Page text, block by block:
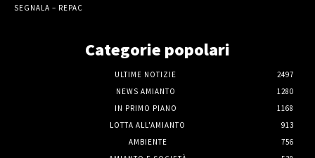
SEGNALA – REPAC
Categorie popolari
ULTIME NOTIZIE
2497
NEWS AMIANTO
1280
IN PRIMO PIANO
1168
LOTTA ALL'AMIANTO
913
AMBIENTE
756